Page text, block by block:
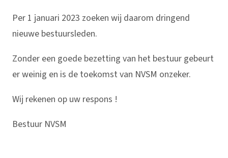
Per 1 januari 2023 zoeken wij daarom dringend
nieuwe bestuursleden.
Zonder een goede bezetting van het bestuur gebeurt
er weinig en is de toekomst van NVSM onzeker.
Wij rekenen op uw respons !
Bestuur NVSM